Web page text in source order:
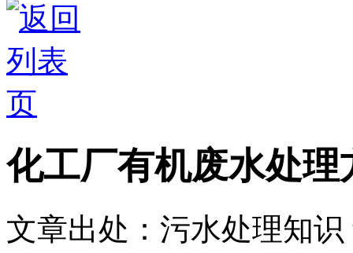
化工厂有机废水处理
文章出处：污水处理知识